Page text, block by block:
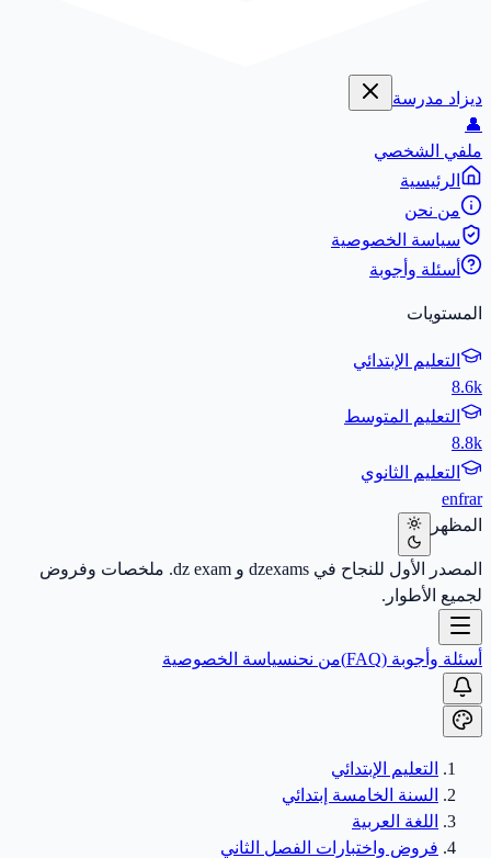
ديزاد مدرسة
👤
ملفي الشخصي
الرئيسية
من نحن
سياسة الخصوصية
أسئلة وأجوبة
المستويات
التعليم الإبتدائي
8.6k
التعليم المتوسط
8.8k
التعليم الثانوي
enfrar
المظهر
المصدر الأول للنجاح في dzexams و dz exam. ملخصات وفروض
لجميع الأطوار.
أسئلة وأجوبة (FAQ) من نحنسياسة الخصوصية
التعليم الإبتدائي
السنة الخامسة إبتدائي
اللغة العربية
فروض واختبارات الفصل الثاني